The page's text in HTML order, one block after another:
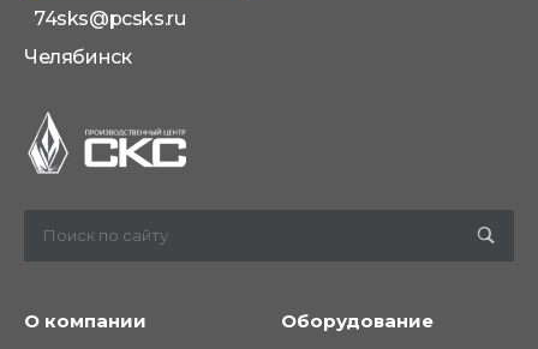
74sks@pcsks.ru
Челябинск
О компании Оборудование